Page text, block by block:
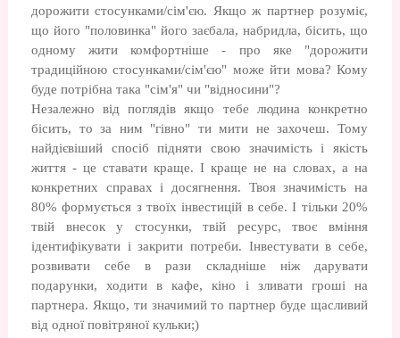
дорожити стосунками/сім'єю. Якщо ж партнер розуміє,
що його "половинка" його заєбала, набридла, бісить, що
одному жити комфортніше - про яке "дорожити
традиційною стосунками/сім'єю" може йти мова? Кому
буде потрібна така "сім'я" чи "відносини"?
Незалежно від поглядів якщо тебе людина конкретно
бісить, то за ним "гівно" ти мити не захочеш. Тому
найдієвіший спосіб підняти свою значимість і якість
життя - це ставати краще. І краще не на словах, а на
конкретних справах і досягнення. Твоя значимість на
80% формується з твоїх інвестицій в себе. І тільки 20%
твій внесок у стосунки, твій ресурс, твоє вміння
ідентифікувати і закрити потреби. Інвестувати в себе,
розвивати себе в рази складніше ніж дарувати
подарунки, ходити в кафе, кіно і зливати гроші на
партнера. Якщо, ти значимий то партнер буде щасливий
від одної повітряної кульки;)